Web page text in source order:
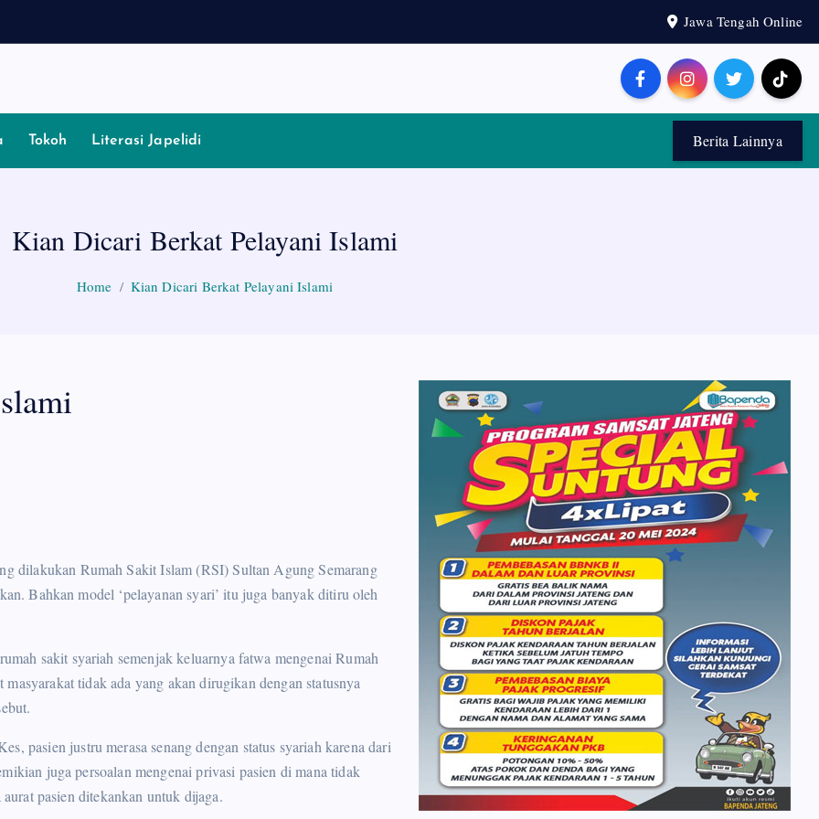
Jawa Tengah Online
Tokoh Literasi Japelidi Berita Lainnya
Kian Dicari Berkat Pelayani Islami
Home Kian Dicari Berkat Pelayani Islami
dilakukan Rumah Sakit Islam (RSI) Sultan Agung Semarang
Bahkan model ‘pelayanan syari’ itu juga banyak ditiru oleh
sakit syariah semenjak keluarnya fatwa mengenai Rumah
tidak ada yang akan dirugikan dengan statusnya
pasien justru merasa senang dengan status syariah karena dari
juga persoalan mengenai privasi pasien di mana tidak
pasien ditekankan untuk dijaga.